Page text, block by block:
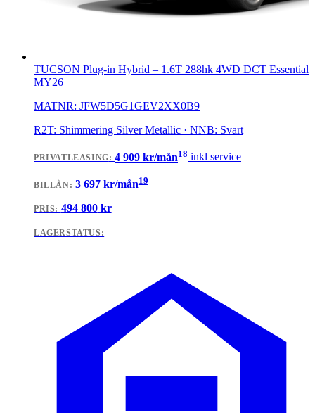
TUCSON Plug-in Hybrid – 1.6T 288hk 4WD DCT Essential
MY26
MATNR: JFW5D5G1GEV2XX0B9
R2T: Shimmering Silver Metallic · NNB: Svart
PRIVATLEASING:4 909 kr/mån18 inkl service
BILLÅN: 3 697kr/mån19
PRIS: 494 800kr
LAGERSTATUS: